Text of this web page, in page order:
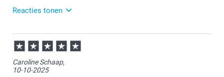
Reacties tonen
16-12-2025
13:14
Bedankt voor je bericht.
Veel plezier van je bestelling!
Caroline Schaap,
10-10-2025